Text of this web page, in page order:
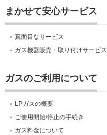
まかせて安心サービス
真面目なサービス
ガス機器販売・取り付けサービス
ガスのご利用について
LPガスの概要
ご使用開始/停止の手続き
ガス料金について